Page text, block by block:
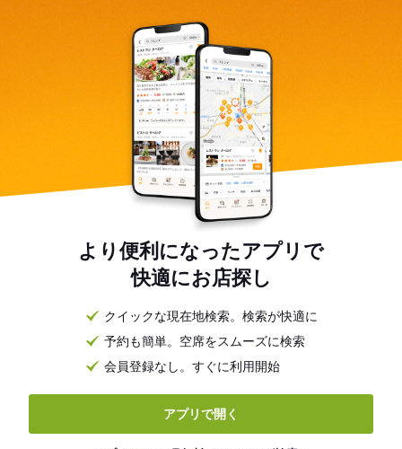
より便利になったアプリで
快適にお店探し
クイックな現在地検索。検索が快適に
予約も簡単。空席をスムーズに検索
会員登録なし。すぐに利用開始
アプリで開く